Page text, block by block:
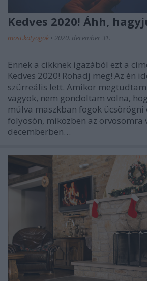
Kedves 2020! Áhh,
most.kotyogok • 2020. december 31.
Ennek a cikknek igazából ezt a
Kedves 2020! Rohadj meg! Az én
szürreális lett. Amikor
vagyok, nem gondoltam volna,
múlva maszkban fogok ücsörögni
folyosón, miközben az orvosomra
decemberben…